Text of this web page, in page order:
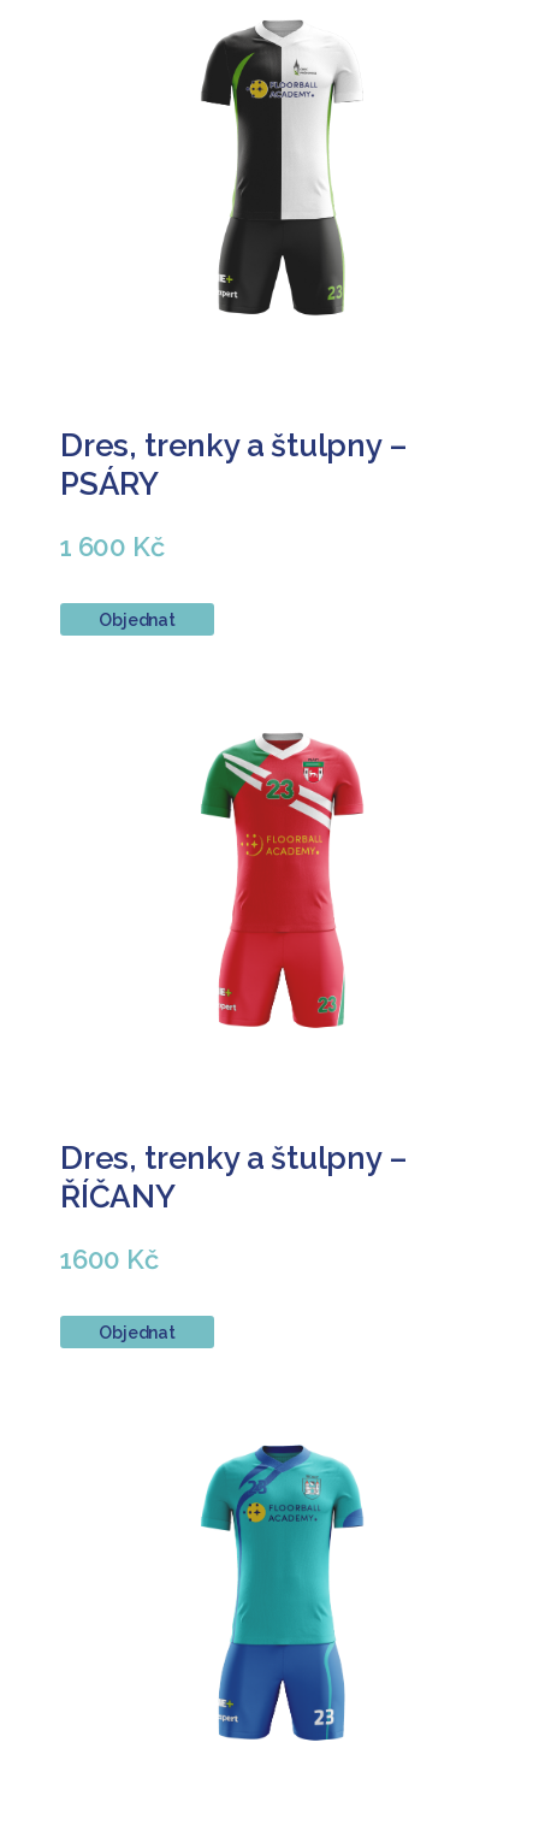
Dres, trenky a štulpny –
PSÁRY
1 600 Kč
Objednat
Dres, trenky a štulpny –
ŘÍČANY
1600 Kč
Objednat